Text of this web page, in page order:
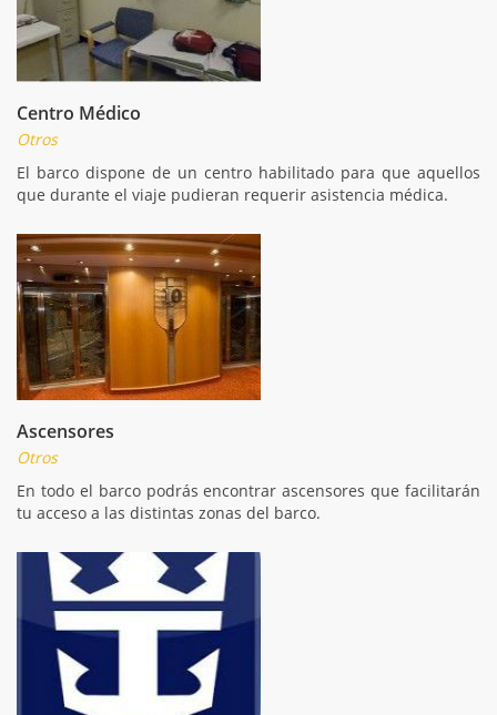
Centro Médico
Otros
El barco dispone de un centro habilitado para que aquellos
que durante el viaje pudieran requerir asistencia médica.
Ascensores
Otros
En todo el barco podrás encontrar ascensores que facilitarán
tu acceso a las distintas zonas del barco.